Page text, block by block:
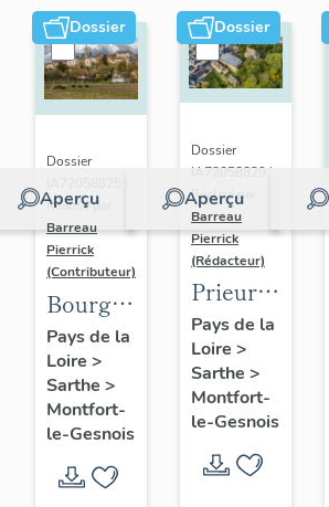
Dossier
Aperçu
Dossier
Réalisé par
Barreau
Pierrick
(Contributeur)
Bourg
de
Montfort-
le-
Gesnois
: ancien
bourg
Pays de la
Loire >
Sarthe >
Montfort-
le-Gesnois
Dossier
Aperçu
Dossier
IA72058829 |
Réalisé par
Barreau
Pierrick
(Rédacteur)
Prieuré
Saint-
Gilles,
actuellement
maison,
2 rue
des
Pays de la
Loire >
Sarthe >
Montfort-
le-Gesnois